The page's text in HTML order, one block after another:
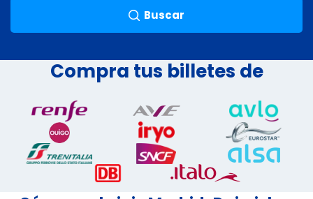
Buscar
Compra tus billetes de